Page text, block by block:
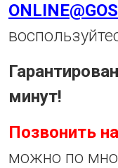
минут!
Позвонить
можно по